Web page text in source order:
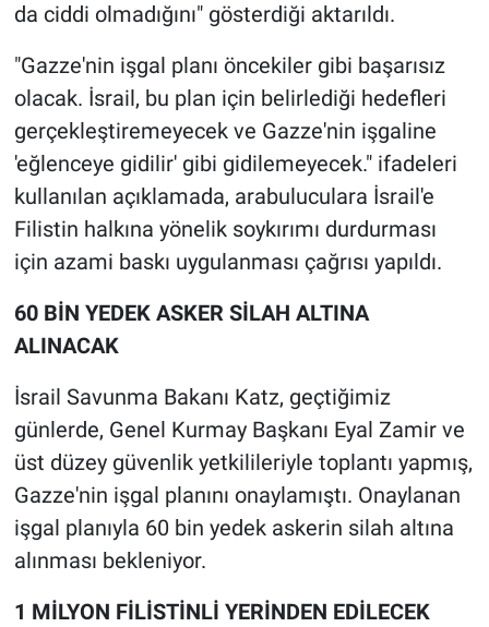
da ciddi olmadığını" gösterdiği aktarıldı.
"Gazze'nin işgal planı öncekiler gibi başarısız
olacak. İsrail, bu plan için belirlediği hedefleri
gerçekleştiremeyecek ve Gazze'nin işgaline
'eğlenceye gidilir' gibi gidilemeyecek." ifadeleri
kullanılan açıklamada, arabuluculara İsrail'e
Filistin halkına yönelik soykırımı durdurması
için azami baskı uygulanması çağrısı yapıldı.
60 BİN YEDEK ASKER SİLAH ALTINA
ALINACAK
İsrail Savunma Bakanı Katz, geçtiğimiz
günlerde, Genel Kurmay Başkanı Eyal Zamir ve
üst düzey güvenlik yetkilileriyle toplantı yapmış,
Gazze'nin işgal planını onaylamıştı. Onaylanan
işgal planıyla 60 bin yedek askerin silah altına
alınması bekleniyor.
1 MİLYON FİLİSTİNLİ YERİNDEN EDİLECEK